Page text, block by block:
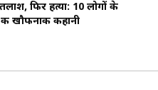
फिर हत्या: 10 लोगों के
खौफनाक कहानी